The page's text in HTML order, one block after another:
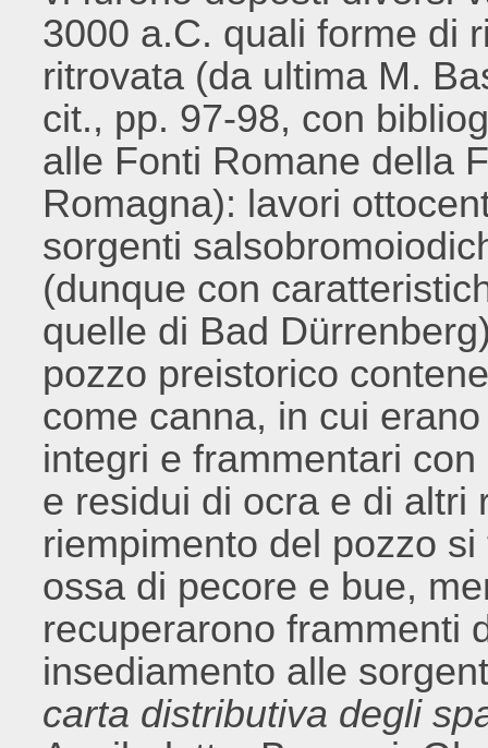
3000 a.C. quali forme di
ritrovata (da ultima M.
cit., pp. 97-98, con
alle Fonti Romane della
Romagna): lavori
sorgenti
(dunque con
quelle di Bad
pozzo preistorico
come canna, in cui
integri e frammentari
e residui di ocra e di altri
riempimento del pozzo
ossa di pecore e bue,
recuperarono frammenti
insediamento alle
carta distributiva degli